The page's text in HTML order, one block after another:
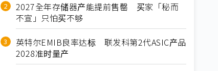
2027全年存储器产能提前售罄 买家「秘而
不宣」只怕买不够
英特尔EMIB良率达标 联发科第2代ASIC产品
2028准时量产